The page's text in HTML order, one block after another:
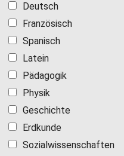
Deutsch
Französisch
Spanisch
Latein
Pädagogik
Physik
Geschichte
Erdkunde
Sozialwissenschaften